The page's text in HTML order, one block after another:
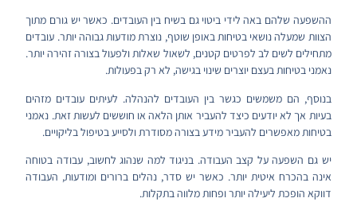
ההשפעה שלהם באה לידי ביטוי גם בשיח בין העובדים. כאשר יש גורם מתוך
הצוות שמעלה נושאי בטיחות באופן שוטף, נוצרת מודעות גבוהה יותר. עובדים
מתחילים לשים לב לפרטים קטנים, לשאול שאלות ולפעול בצורה זהירה יותר.
נאמני בטיחות בעצם יוצרים שינוי בגישה, לא רק בפעולות.
בנוסף, הם משמשים כגשר בין העובדים להנהלה. לעיתים עובדים מזהים
בעיות אך לא יודעים כיצד להעביר אותן הלאה או חוששים לעשות זאת. נאמני
בטיחות מאפשרים להעביר מידע בצורה מסודרת ולסייע בטיפול בליקויים.
יש גם השפעה על קצב העבודה. בניגוד למה שנהוג לחשוב, עבודה בטוחה
אינה בהכרח איטית יותר. כאשר יש סדר, נהלים ברורים ומודעות, העבודה
דווקא הופכת ליעילה יותר ופחות מלווה בתקלות.